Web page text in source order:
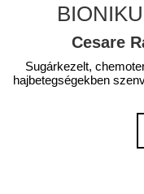
Cesare
Sugárkezelt,
hajbetegségekben